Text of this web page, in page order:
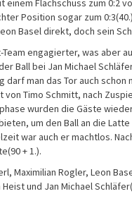
Flachschuss zum 0:2
Position sogar zum
Basel direkt, doch sein
engagierter, was aber
Ball bei Jan Michael
man das Tor auch
Timo Schmitt, nach
wurden die Gäste
um den Ball an die
war auch er machtlos.
+ 1.).
Maximilian Rogler, Leon
und Jan Michael